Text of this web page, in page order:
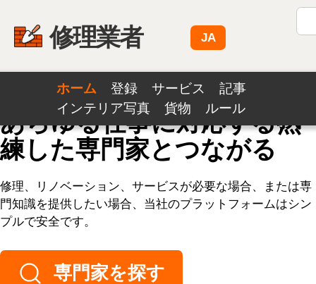
修理業者 JA
ホーム 登録 サービス
記事
インテリア写真
貨物 ルール
あらゆる仕事に対応する熟
練した専門家とつながる
修理、リノベーション、サービスが必要な場合、または専
門知識を提供したい場合、当社のプラットフォームはシン
プルで安全です。
専門家を探す